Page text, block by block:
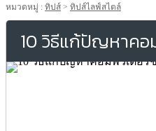
หมวดหมู่ : ทิปส์ > ทิปส์ไลฟ์สไตล์
10 วิธีแก้ปัญหาคอ